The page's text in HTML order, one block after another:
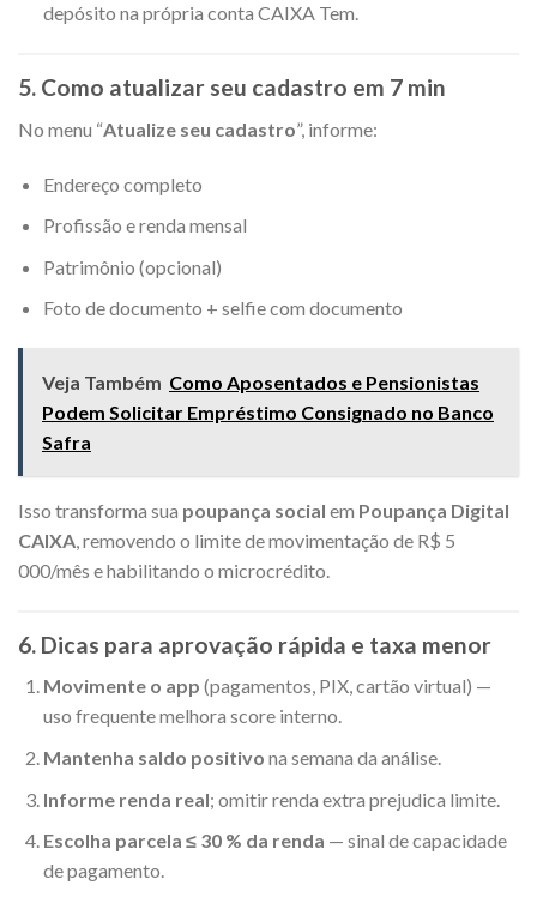
depósito na própria conta CAIXA Tem.
5. Como atualizar seu cadastro em 7 min
No menu “Atualize seu cadastro”, informe:
Endereço completo
Profissão e renda mensal
Patrimônio (opcional)
Foto de documento + selfie com documento
Veja Também Como Aposentados e Pensionistas
Podem Solicitar Empréstimo Consignado no Banco
Safra
Isso transforma sua poupança social em Poupança Digital
CAIXA, removendo o limite de movimentação de R$ 5
000/mês e habilitando o microcrédito.
6. Dicas para aprovação rápida e taxa menor
Movimente o app (pagamentos, PIX, cartão virtual) —
uso frequente melhora score interno.
Mantenha saldo positivo na semana da análise.
Informe renda real; omitir renda extra prejudica limite.
Escolha parcela ≤ 30 % da renda — sinal de capacidade
de pagamento.